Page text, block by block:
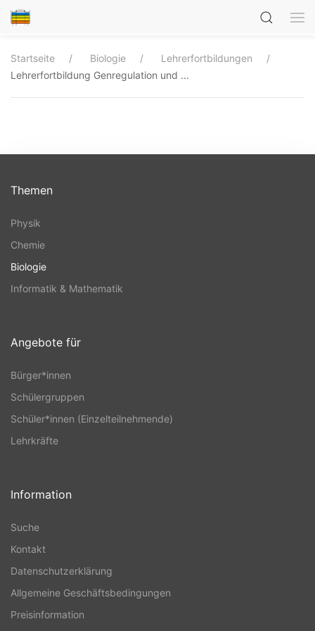
Startseite Biologie
Lehrerfortbildungen
Lehrerfortbildung Genregulation und ...
Themen
Physik
Chemie
Biologie
Informatik & Mathematik
Angebote für
Bürger*innen
Schülergruppen
Schüler*innen (Einzelteilnehmende)
Lehrkräfte
Information
Suche
Kontakt
Datenschutzerklärung
Allgemeine Geschäftsbedingungen
Preisinformation